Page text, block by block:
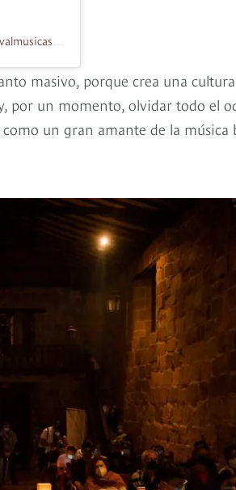
masivo, porque crea una
por un momento, olvidar todo el
un gran amante de la música